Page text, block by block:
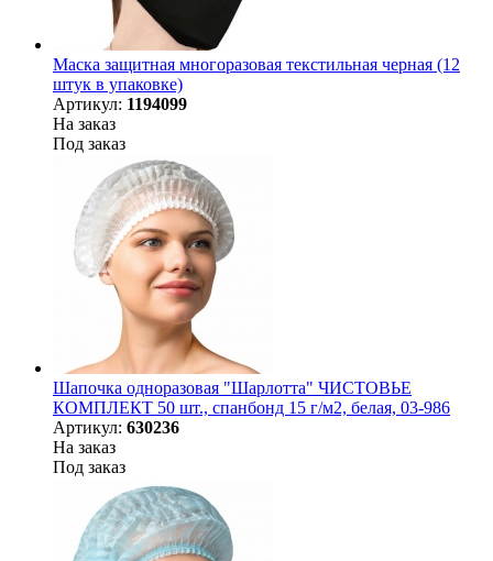
Маска защитная многоразовая текстильная черная (12
штук в упаковке)
Артикул: 1194099
На заказ
Под заказ
Шапочка одноразовая "Шарлотта" ЧИСТОВЬЕ
КОМПЛЕКТ 50 шт., спанбонд 15 г/м2, белая, 03-986
Артикул: 630236
На заказ
Под заказ